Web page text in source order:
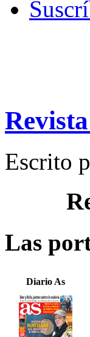
Escrito
Las
Diario As